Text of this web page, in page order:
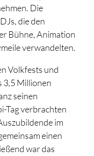
Die
die den
Bühne, Animation
verwandelten.
Volkfests und
3,5 Millionen
seinen
Tag verbrachten
im
einen
war das